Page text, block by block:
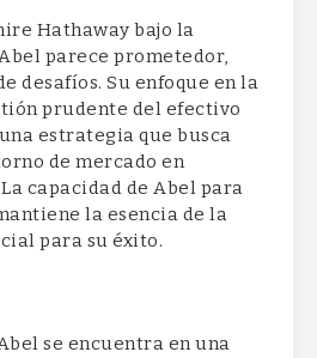
Hathaway bajo la
parece prometedor,
desafíos. Su enfoque en la
prudente del efectivo
estrategia que busca
de mercado en
capacidad de Abel para
la esencia de la
para su éxito.
se encuentra en una